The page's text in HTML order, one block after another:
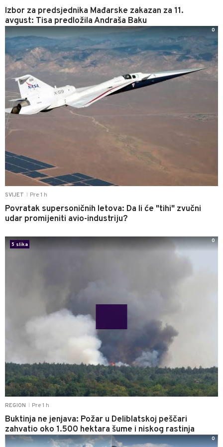
Izbor za predsjednika Mađarske zakazan za 11.
avgust: Tisa predložila Andraša Baku
SVIJET Pre 1 h
Povratak supersoničnih letova: Da li će "tihi" zvučni
udar promijeniti avio-industriju?
0
REGION Pre 1 h
Buktinja ne jenjava: Požar u Deliblatskoj peščari
zahvatio oko 1.500 hektara šume i niskog rastinja
5 slika
0
0